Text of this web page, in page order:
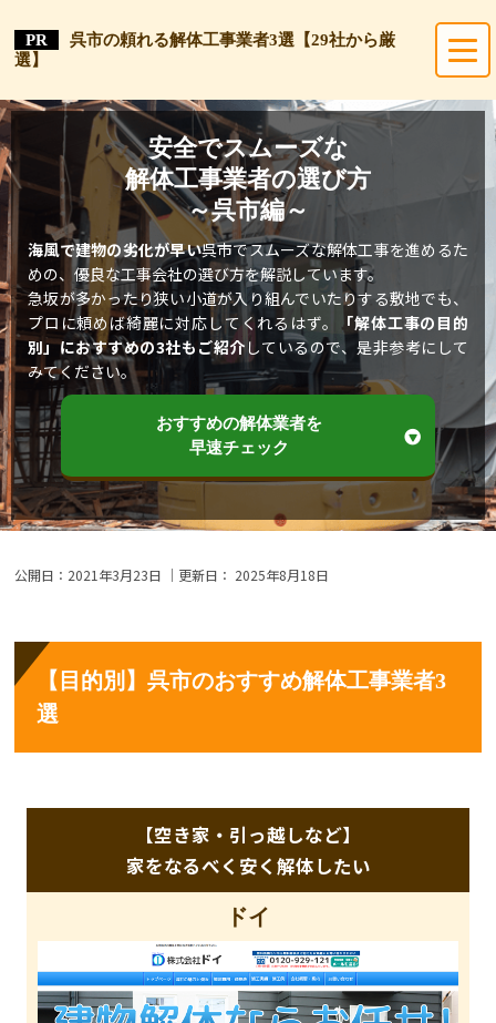
呉市の頼れる解体工事業者3選【29社から厳
選】
安全でスムーズな
解体工事業者の選び方
～呉市編～
海風で建物の劣化が早い呉市でスムーズな解体工事を進めるた
めの、優良な工事会社の選び方を解説しています。
急坂が多かったり狭い小道が入り組んでいたりする敷地でも、
プロに頼めば綺麗に対応してくれるはず。
「解体工事の目的
別」におすすめの3社もご紹介しているので、是非参考にして
みてください。
おすすめの解体業者を
早速チェック
公開日： 2021年3月23日 ｜更新日： 2025年8月18日
【目的別】呉市のおすすめ解体工事業者3
選
【空き家・引っ越しなど】
家をなるべく安く解体したい
ドイ